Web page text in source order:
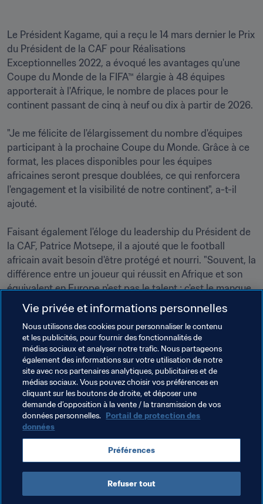
Le Président Kagame, qui a reçu le 14 mars dernier le Prix
du Président de la CAF pour Réalisations
Exceptionnelles 2022, a évoqué les avantages qu'une
Coupe du Monde de la FIFA™ élargie à 48 équipes
apporterait à l'Afrique, le nombre de places pour le
continent passant de cinq à neuf ou dix à partir de 2026.
"Je me félicite de l'élargissement du nombre d'équipes
participant à la prochaine Coupe du Monde. Grâce à ce
format, les places disponibles pour les équipes
africaines seront presque doublées, ce qui renforcera
l'engagement et la visibilité de notre continent", a-t-il
ajouté.
Faisant également l'éloge du leadership du Président de
la CAF, Patrice Motsepe, il a ajouté que le football
africain avait besoin d'être protégé et nourri. "Souvent, la
différence entre un joueur qui réussit en Afrique et son
équivalent en Europe n'est pas le talent ; c'est le manque
d'infrastructures de qualité, de formation et de soutien.
Le football que nous construisons ici en Afrique peut
avoir autant de valeur que dans les pays où nos joueurs
ont tendance à aller pour poursuivre leur carrière", a-t-il
conclu.
Thèmes en lien
Organisation Rwanda CAF
Vie privée et informations personnelles
Nous utilisons des cookies pour personnaliser le contenu
et les publicités, pour fournir des fonctionnalités de
médias sociaux et analyser notre trafic. Nous partageons
également des informations sur votre utilisation de notre
site avec nos partenaires analytiques, publicitaires et de
médias sociaux. Vous pouvez choisir vos préférences en
cliquant sur les boutons de droite, et déposer une
demande d’opposition à la vente / la transmission de vos
données personnelles. Portail de protection des
données
Préférences
Refuser tout